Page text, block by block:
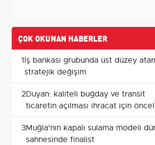
ÇOK OKUNAN HABERLER
1İş bankası grubunda üst düzey
stratejik değişim
2Duyan: kaliteli buğday ve transit
ticaretin açılması ihracat için
3Muğla'nın kapalı sulama modeli
sahnesinde finalist